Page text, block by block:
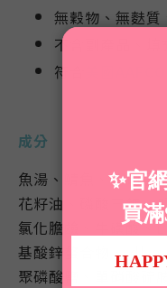
無穀物、無麩
不含副產品、
符合
成分
魚湯、鯖魚、沙甸魚
花籽油、磷酸三鈣、
氯化膽鹼、牛磺酸、
基酸鋅螯合物、 dl-
聚磷酸鹽、單硝酸硫